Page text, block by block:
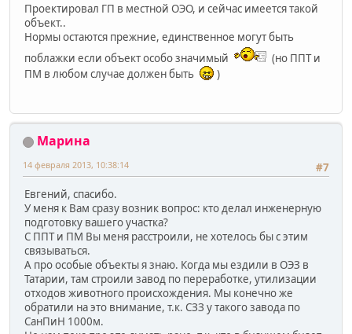
Проектировал ГП в местной ОЭО, и сейчас имеется такой
объект..
Нормы остаются прежние, единственное могут быть
поблажки если объект особо значимый
(но ППТ и
ПМ в любом случае должен быть
)
Марина
#7
14 февраля 2013, 10:38:14
Евгений, спасибо.
У меня к Вам сразу возник вопрос: кто делал инженерную
подготовку вашего участка?
С ППТ и ПМ Вы меня расстроили, не хотелось бы с этим
связываться.
А про особые объекты я знаю. Когда мы ездили в ОЭЗ в
Татарии, там строили завод по переработке, утилизации
отходов животного происхождения. Мы конечно же
обратили на это внимание, т.к. СЗЗ у такого завода по
СанПиН 1000м.